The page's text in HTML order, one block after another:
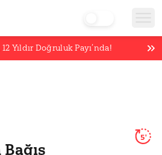
12 Yıldır Doğruluk Payı’nda!
5'